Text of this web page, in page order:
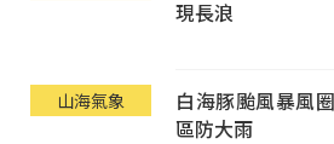
現長浪
山海氣象
白海豚颱風暴風
區防大雨